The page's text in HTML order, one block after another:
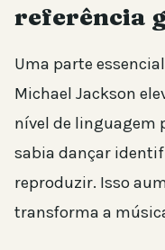
referência
Uma parte
Michael Jackson
nível de linguagem
sabia dançar
reproduzir. Isso
transforma a